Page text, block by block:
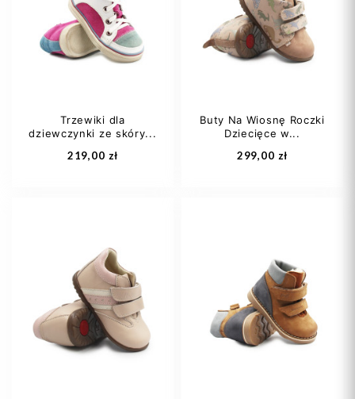
28
30
31
Dodaj do koszyka
22
23
24
Dodaj do koszyka
Trzewiki dla
dziewczynki ze skóry...
219,00 zł
23
Buty Na Wiosnę Roczki
Dziecięce w...
299,00 zł
21
22
23
24